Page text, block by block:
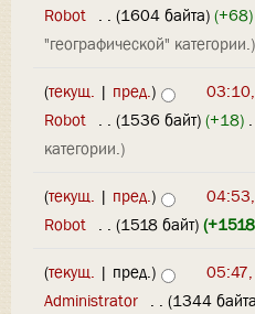
Robot . . (1604 байта) (+68)
"географической" категории.)
(текущ. | пред.)
Robot . . (1536 байт) (+18)
категории.)
(текущ. | пред.)
Robot . . (1518 байт)
(текущ. | пред.)
Administrator . . (1344